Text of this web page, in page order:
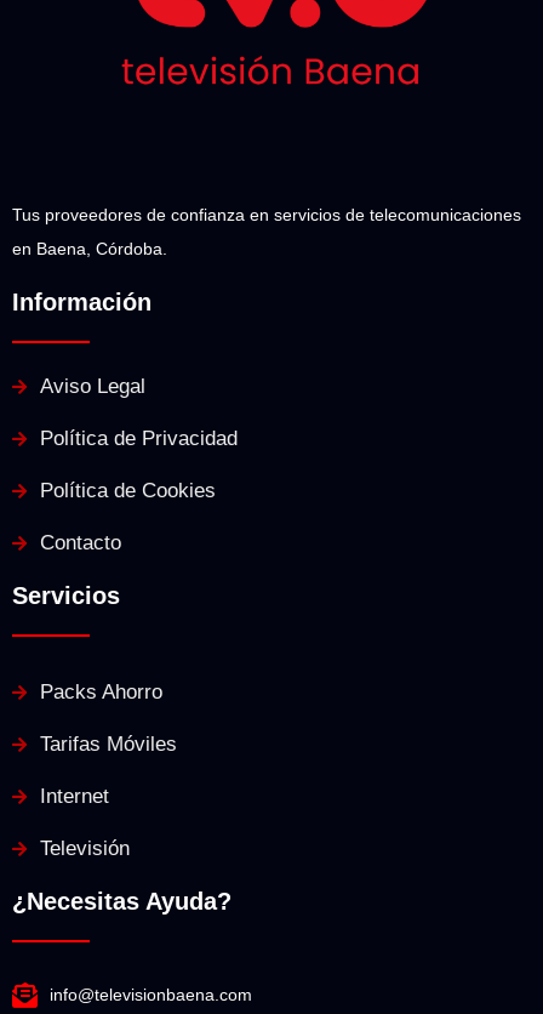
Tus proveedores de confianza en servicios de telecomunicaciones
en Baena, Córdoba.
Información
Aviso Legal
Política de Privacidad
Política de Cookies
Contacto
Servicios
Packs Ahorro
Tarifas Móviles
Internet
Televisión
¿Necesitas Ayuda?
info@televisionbaena.com